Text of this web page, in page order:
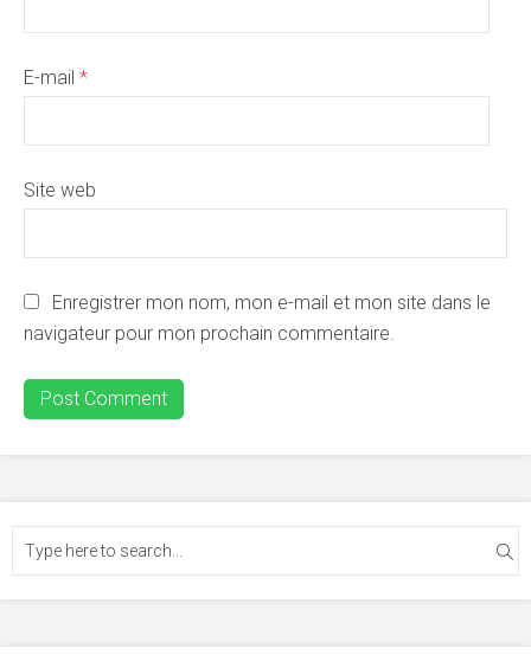
E-mail *
Site web
Enregistrer mon nom, mon e-mail et mon site dans le
navigateur pour mon prochain commentaire.